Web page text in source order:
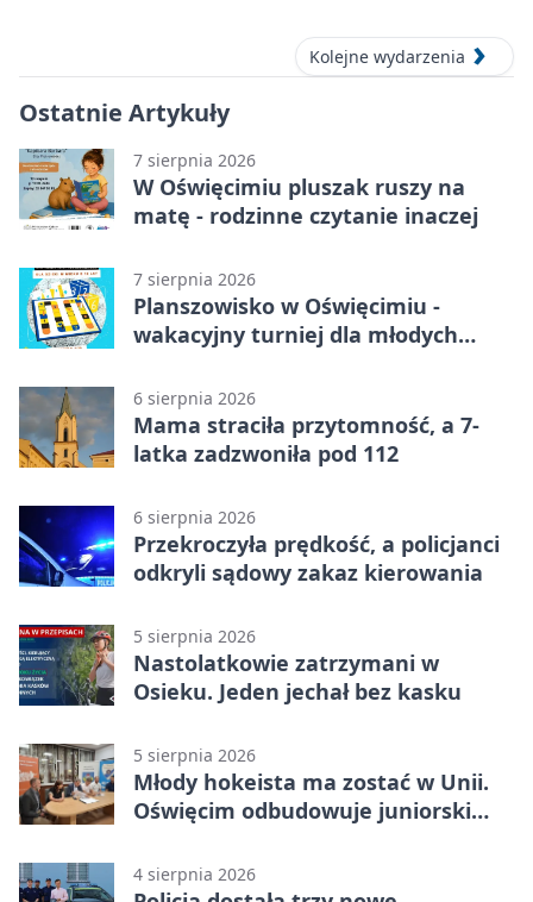
Kolejne wydarzenia
Ostatnie Artykuły
7 sierpnia 2026
W Oświęcimiu pluszak ruszy na
matę - rodzinne czytanie inaczej
7 sierpnia 2026
Planszowisko w Oświęcimiu -
wakacyjny turniej dla młodych
6 sierpnia 2026
Mama straciła przytomność, a 7-
latka zadzwoniła pod 112
6 sierpnia 2026
Przekroczyła prędkość, a policjanci
odkryli sądowy zakaz kierowania
5 sierpnia 2026
Nastolatkowie zatrzymani w
Osieku. Jeden jechał bez kasku
5 sierpnia 2026
Młody hokeista ma zostać w Unii.
Oświęcim odbudowuje juniorski
4 sierpnia 2026